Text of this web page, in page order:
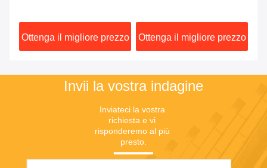
ecocompatibili
Ottenga il migliore prezzo
e conduttore di rame
stagnato
Ottenga il migliore prezzo
Invii la vostra indagine
Inviateci la vostra
richiesta e vi
risponderemo al più
presto.